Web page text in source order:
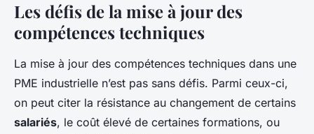
Les défis de la mise à jour des
compétences techniques
La mise à jour des compétences techniques dans une
PME industrielle n’est pas sans défis. Parmi ceux-ci,
on peut citer la résistance au changement de certains
salariés, le coût élevé de certaines formations, ou